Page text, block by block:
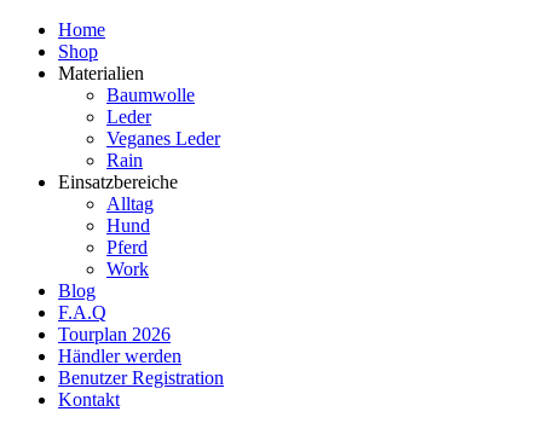
Home
Shop
Materialien
Baumwolle
Leder
Veganes Leder
Rain
Einsatzbereiche
Alltag
Hund
Pferd
Work
Blog
F.A.Q
Tourplan 2026
Händler werden
Benutzer Registration
Kontakt